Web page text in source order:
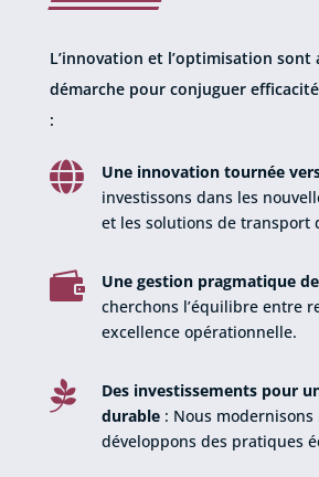
L’innovation et l’optimisation
démarche pour conjuguer
:
 Une innovation tournée
investissons dans les
et les solutions de transport
 Une gestion pragmatique
cherchons l’équilibre entre
excellence opérationnelle.

Des investissements pour
durable: Nous
développons des pratiques